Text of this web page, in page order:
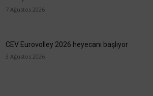
7 Ağustos 2026
CEV Eurovolley 2026 heyecanı başlıyor
3 Ağustos 2026